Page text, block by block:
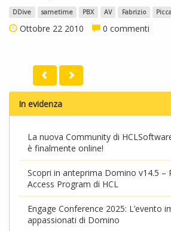
DDive sametime PBX AV Fabrizio
Ottobre 22 2010 0 commenti
In evidenza
La nuova Community di
è finalmente online!
Scopri in anteprima Domino v14.5 –
Access Program di HCL
Engage Conference 2025: L’evento
appassionati di Domino